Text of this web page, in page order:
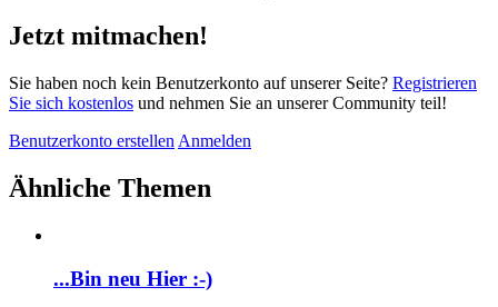
Jetzt mitmachen!
Sie haben noch kein Benutzerkonto auf unserer Seite? Registrieren
Sie sich kostenlos und nehmen Sie an unserer Community teil!
Benutzerkonto erstellen Anmelden
Ähnliche Themen
...Bin neu Hier :-)